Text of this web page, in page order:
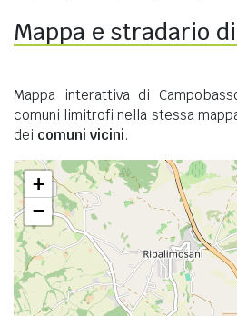
Mappa e stradario
Mappa interattiva di
comuni limitrofi nella stessa
dei comuni vicini.
+
−